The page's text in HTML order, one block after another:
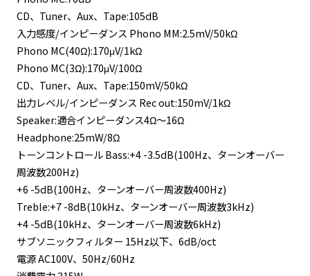
CD、Tuner、Aux、Tape:105dB
入力感度/インピーダンス Phono MM:2.5mV/50kΩ
Phono MC(40Ω):170μV/1kΩ
Phono MC(3Ω):170μV/100Ω
CD、Tuner、Aux、Tape:150mV/50kΩ
出力レベル/インピーダンス Rec out:150mV/1kΩ
Speaker:適合インピーダンス4Ω～16Ω
Headphone:25mW/8Ω
トーンコントロール Bass:+4 -3.5dB(100Hz、ターンオーバー
周波数200Hz)
+6 -5dB(100Hz、ターンオーバー周波数400Hz)
Treble:+7 -8dB(10kHz、ターンオーバー周波数3kHz)
+4 -5dB(10kHz、ターンオーバー周波数6kHz)
サブソニックフィルター 15Hz以下、6dB/oct
電源 AC100V、50Hz/60Hz